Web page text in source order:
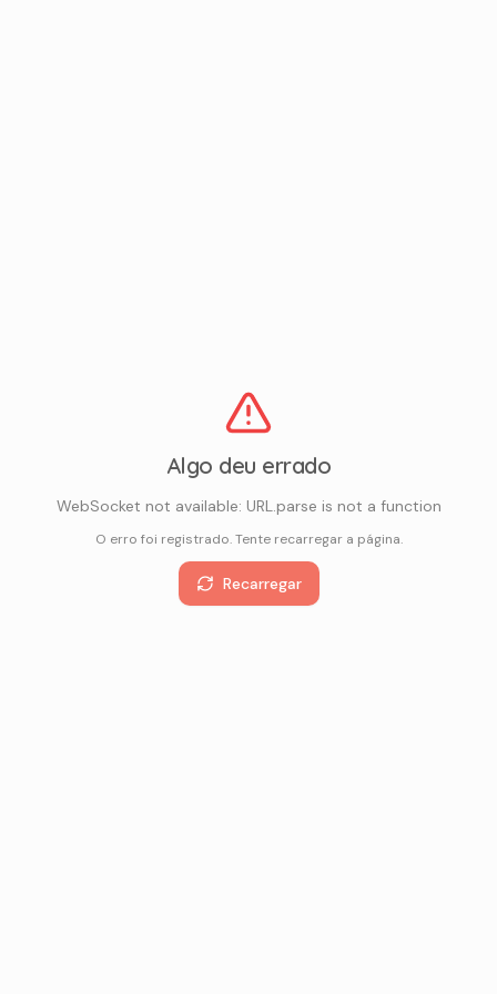
Algo deu errado
WebSocket not available: URL.parse is not a function
O erro foi registrado. Tente recarregar a página.
Recarregar